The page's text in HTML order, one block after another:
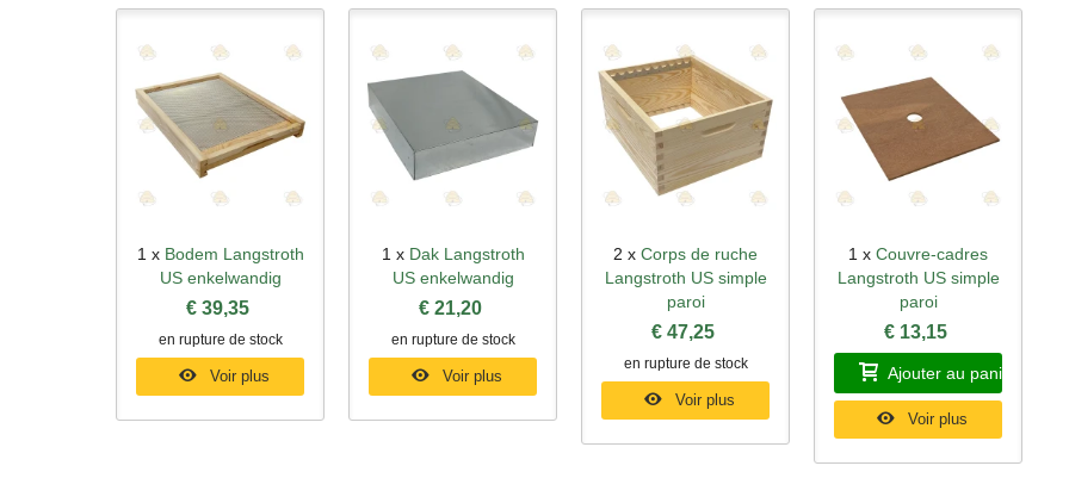
Aperçu rapide
1 x Bodem Langstroth
US enkelwandig
€ 39,35
en rupture de stock
Voir plus
Aperçu rapide
1 x Dak Langstroth
US enkelwandig
€ 21,20
en rupture de stock
Voir plus
Aperçu rapide
2 x Corps de ruche
Langstroth US simple
paroi
€ 47,25
en rupture de stock
Voir plus
Aperçu rapide
1 x Couvre-cadres
Langstroth US simple
paroi
€ 13,15
Ajouter au panier
Voir plus